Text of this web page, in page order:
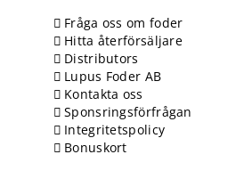
Fråga oss om foder
Hitta återförsäljare
Distributors
Lupus Foder AB
Kontakta oss
Sponsringsförfrågan
Integritetspolicy
Bonuskort